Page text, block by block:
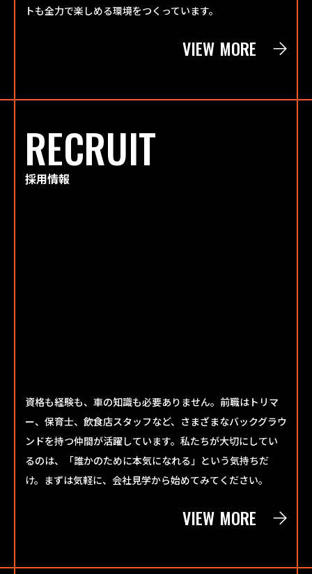
トも全力で楽しめる環境をつくっています。
VIEW MORE
RECRUIT
採用情報
資格も経験も、車の知識も必要ありません。前職はトリマ
ー、保育士、飲食店スタッフなど、さまざまなバックグラウ
ンドを持つ仲間が活躍しています。私たちが大切にしてい
るのは、「誰かのために本気になれる」という気持ちだ
け。まずは気軽に、会社見学から始めてみてください。
VIEW MORE